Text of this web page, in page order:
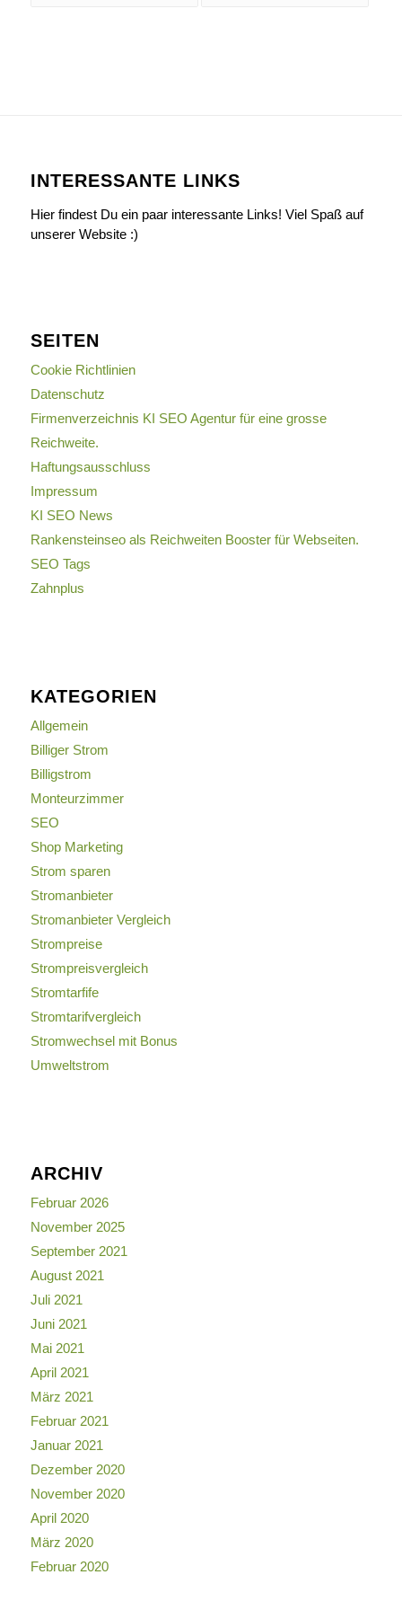
INTERESSANTE LINKS
Hier findest Du ein paar interessante Links! Viel Spaß auf
unserer Website :)
SEITEN
Cookie Richtlinien
Datenschutz
Firmenverzeichnis KI SEO Agentur für eine grosse
Reichweite.
Haftungsausschluss
Impressum
KI SEO News
Rankensteinseo als Reichweiten Booster für Webseiten.
SEO Tags
Zahnplus
KATEGORIEN
Allgemein
Billiger Strom
Billigstrom
Monteurzimmer
SEO
Shop Marketing
Strom sparen
Stromanbieter
Stromanbieter Vergleich
Strompreise
Strompreisvergleich
Stromtarfife
Stromtarifvergleich
Stromwechsel mit Bonus
Umweltstrom
ARCHIV
Februar 2026
November 2025
September 2021
August 2021
Juli 2021
Juni 2021
Mai 2021
April 2021
März 2021
Februar 2021
Januar 2021
Dezember 2020
November 2020
April 2020
März 2020
Februar 2020